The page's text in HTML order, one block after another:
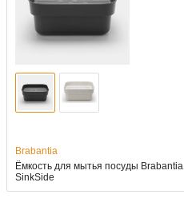
Brabantia
Ёмкость для мытья посуды Brabantia
SinkSide